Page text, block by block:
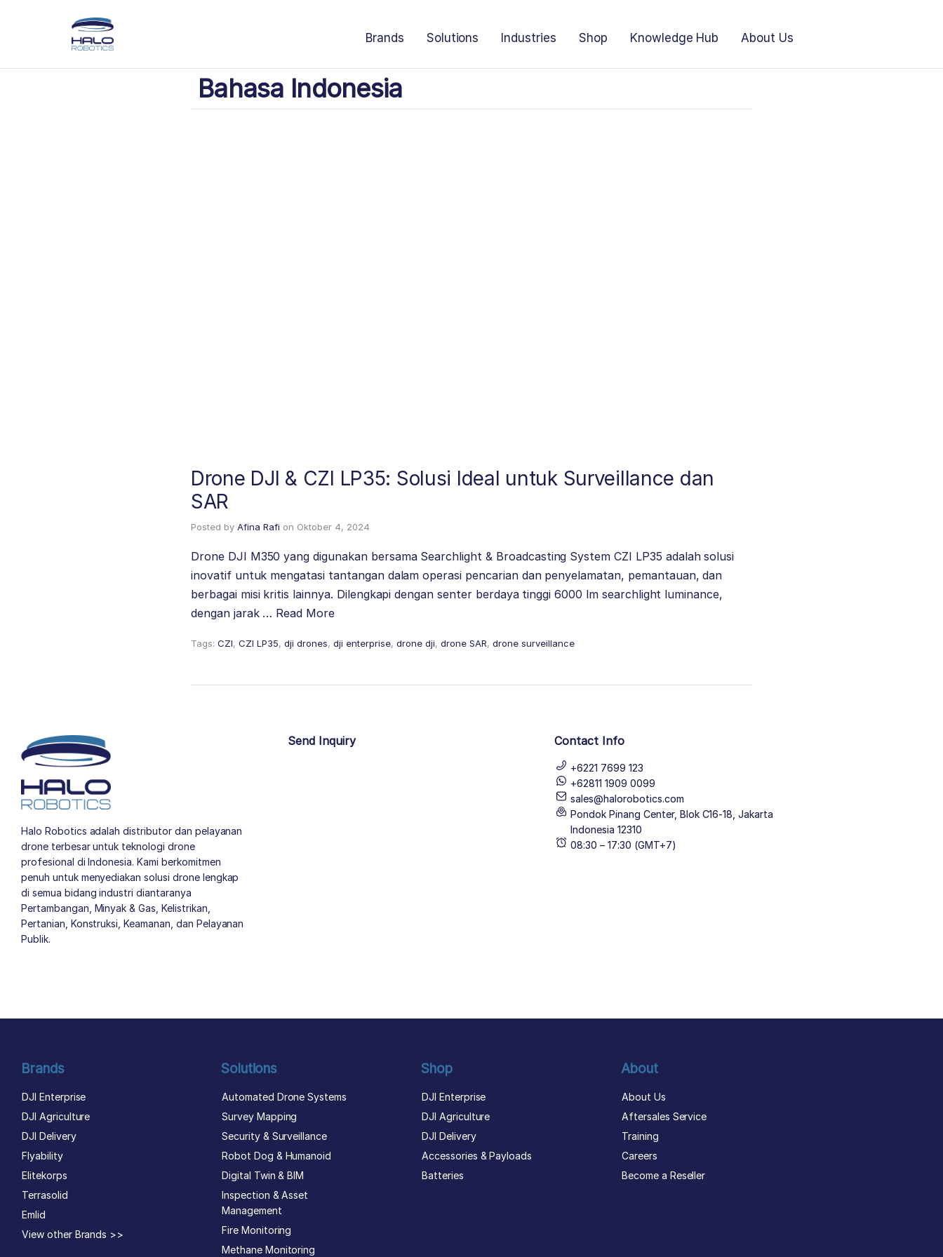
Brands Solutions Industries Shop Knowledge Hub About Us
Bahasa Indonesia
Drone DJI & CZI LP35: Solusi Ideal untuk Surveillance dan
SAR
Posted by Afina Rafi on Oktober 4, 2024
Drone DJI M350 yang digunakan bersama Searchlight & Broadcasting System CZI LP35 adalah solusi
inovatif untuk mengatasi tantangan dalam operasi pencarian dan penyelamatan, pemantauan, dan
berbagai misi kritis lainnya. Dilengkapi dengan senter berdaya tinggi 6000 lm searchlight luminance,
dengan jarak … Read More
Tags: CZI, CZI LP35, dji drones, dji enterprise, drone dji, drone SAR, drone surveillance
Halo Robotics adalah distributor dan pelayanan
drone terbesar untuk teknologi drone
profesional di Indonesia. Kami berkomitmen
penuh untuk menyediakan solusi drone lengkap
di semua bidang industri diantaranya
Pertambangan, Minyak & Gas, Kelistrikan,
Pertanian, Konstruksi, Keamanan, dan Pelayanan
Publik.
Send Inquiry Contact Info
+6221 7699 123
+62811 1909 0099
sales@halorobotics.com
Pondok Pinang Center, Blok C16-18, Jakarta
Indonesia 12310
08:30 – 17:30 (GMT+7)
Brands
DJI Enterprise
DJI Agriculture
DJI Delivery
Flyability
Elitekorps
Terrasolid
Emlid
View other Brands >>
Solutions
Automated Drone Systems
Survey Mapping
Security & Surveillance
Robot Dog & Humanoid
Digital Twin & BIM
Inspection & Asset
Management
Fire Monitoring
Methane Monitoring
Shop
DJI Enterprise
DJI Agriculture
DJI Delivery
Accessories & Payloads
Batteries
About
About Us
Aftersales Service
Training
Careers
Become a Reseller